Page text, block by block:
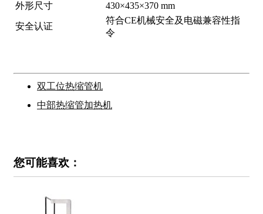
外形尺寸
430×435×370 mm
安全认证
符合CE机械安全及电磁兼容性指
令
双工位热缩管机
中部热缩管加热机
您可能喜欢：